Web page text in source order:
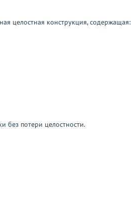
целостная конструкция, содержащая:
без потери целостности.